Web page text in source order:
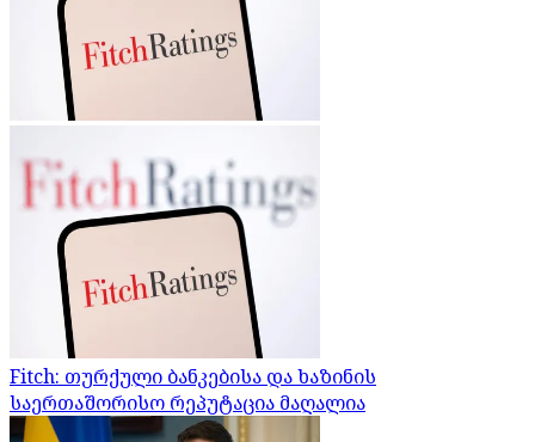
Fitch: თურქული ბანკებისა და ხაზინის
საერთაშორისო რეპუტაცია მაღალია